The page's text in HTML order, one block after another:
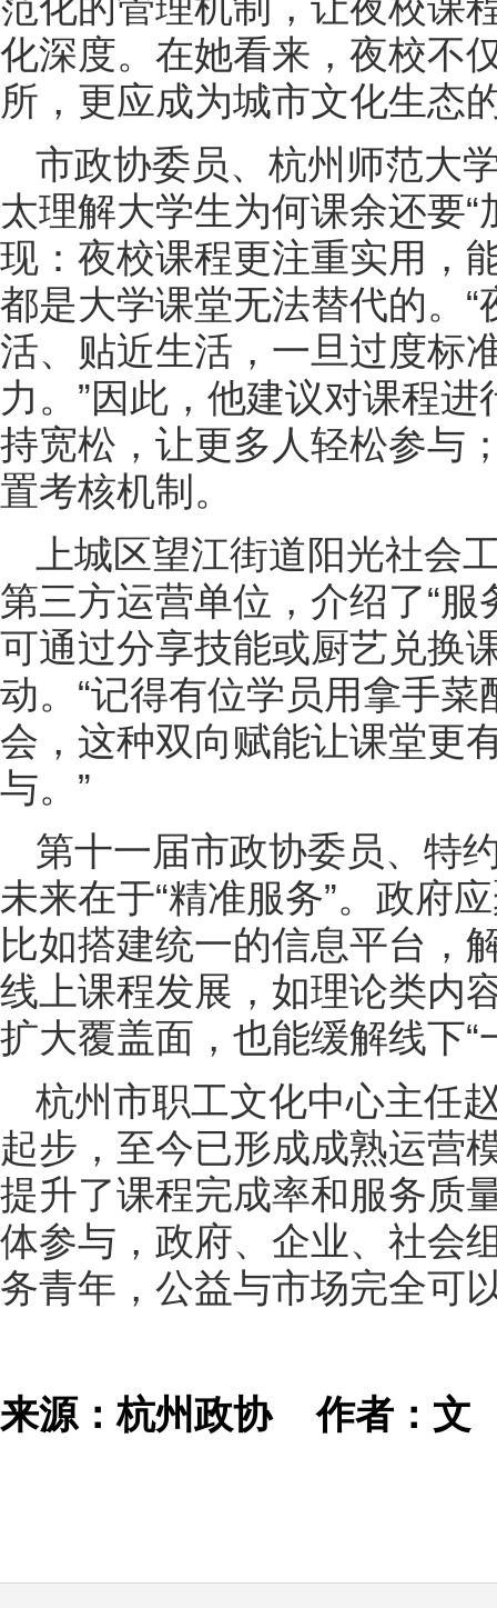
化深度。在她看来，夜校不
所，更应成为城市文化生态
市政协委员、杭州师范大
太理解大学生为何课余还要
现：夜校课程更注重实用，
都是大学课堂无法替代的。
活、贴近生活，一旦过度标
力。”因此，他建议对课程
持宽松，让更多人轻松参与
置考核机制。
上城区望江街道阳光社会
第三方运营单位，介绍了“
可通过分享技能或厨艺兑换
动。“记得有位学员用拿手
会，这种双向赋能让课堂更
与。”
第十一届市政协委员、特
未来在于“精准服务”。政府
比如搭建统一的信息平台，
线上课程发展，如理论类内
扩大覆盖面，也能缓解线下“
杭州市职工文化中心主任
起步，至今已形成成熟运营
提升了课程完成率和服务质
体参与，政府、企业、社会
务青年，公益与市场完全可
来源：杭州政协作者：文